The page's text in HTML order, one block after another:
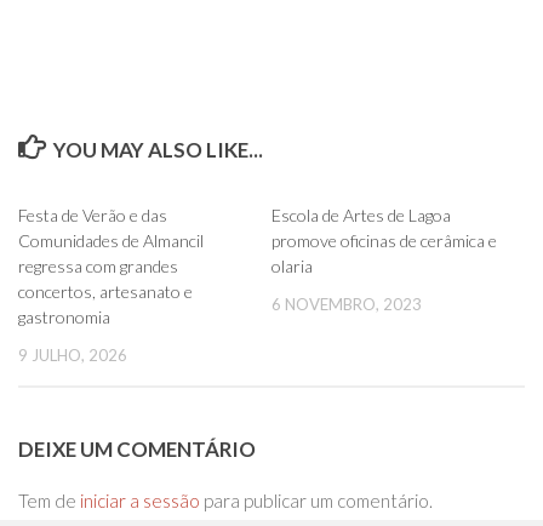
YOU MAY ALSO LIKE...
Festa de Verão e das
Comunidades de Almancil
regressa com grandes
concertos, artesanato e
gastronomia
9 JULHO, 2026
Escola de Artes de Lagoa
promove oficinas de cerâmica e
olaria
6 NOVEMBRO, 2023
DEIXE UM COMENTÁRIO
Tem de iniciar a sessão para publicar um comentário.